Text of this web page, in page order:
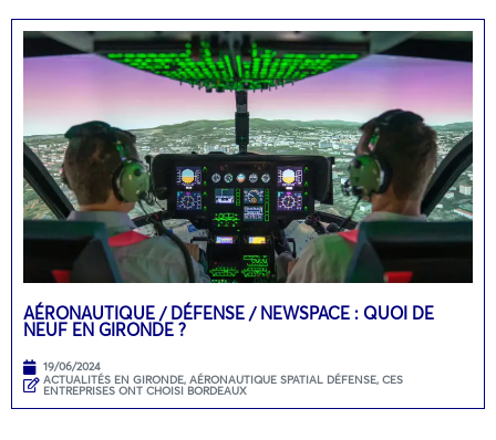
AÉRONAUTIQUE / DÉFENSE / NEWSPACE : QUOI DE
NEUF EN GIRONDE ?
19/06/2024
ACTUALITÉS EN GIRONDE, AÉRONAUTIQUE SPATIAL DÉFENSE, CES
ENTREPRISES ONT CHOISI BORDEAUX